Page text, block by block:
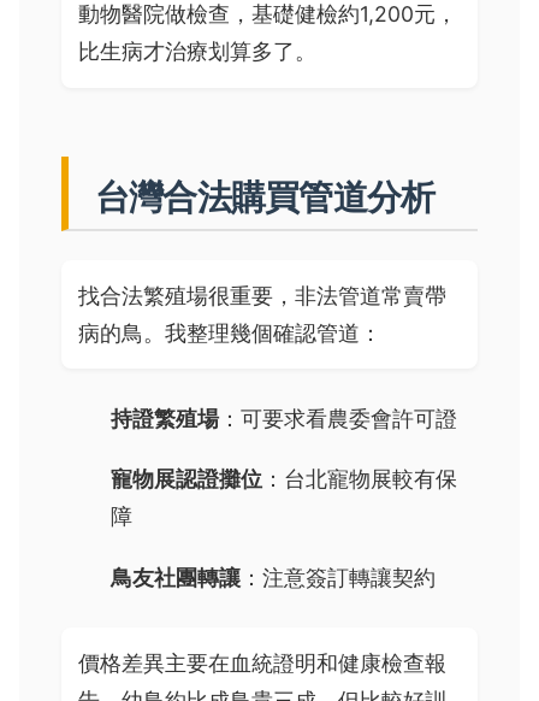
動物醫院做檢查，基礎健檢約1,200元，
比生病才治療划算多了。
台灣合法購買管道分析
找合法繁殖場很重要，非法管道常賣帶
病的鳥。我整理幾個確認管道：
持證繁殖場：可要求看農委會許可證
寵物展認證攤位：台北寵物展較有保
障
鳥友社團轉讓：注意簽訂轉讓契約
價格差異主要在血統證明和健康檢查報